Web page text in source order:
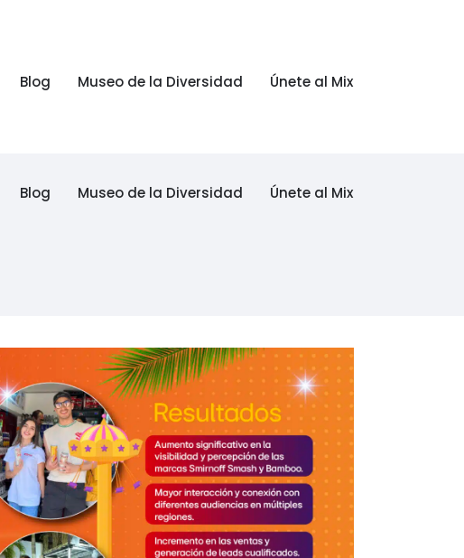
Blog Museo de la Diversidad Únete al Mix
Blog Museo de la Diversidad Únete al Mix